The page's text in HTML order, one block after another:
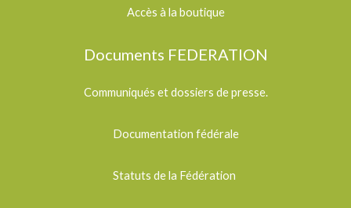
Accès à la boutique
Documents FEDERATION
Communiqués et dossiers de presse.
Documentation fédérale
Statuts de la Fédération